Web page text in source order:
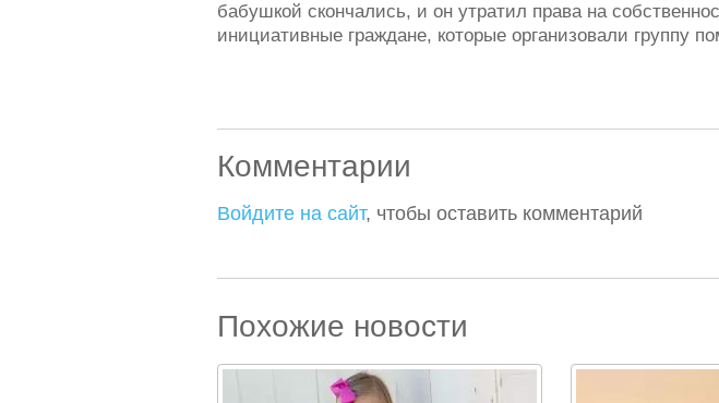
бабушкой скончались, и он утратил права на
инициативные граждане, которые организовали группу
Комментарии
Войдите на сайт, чтобы оставить комментарий
Похожие новости